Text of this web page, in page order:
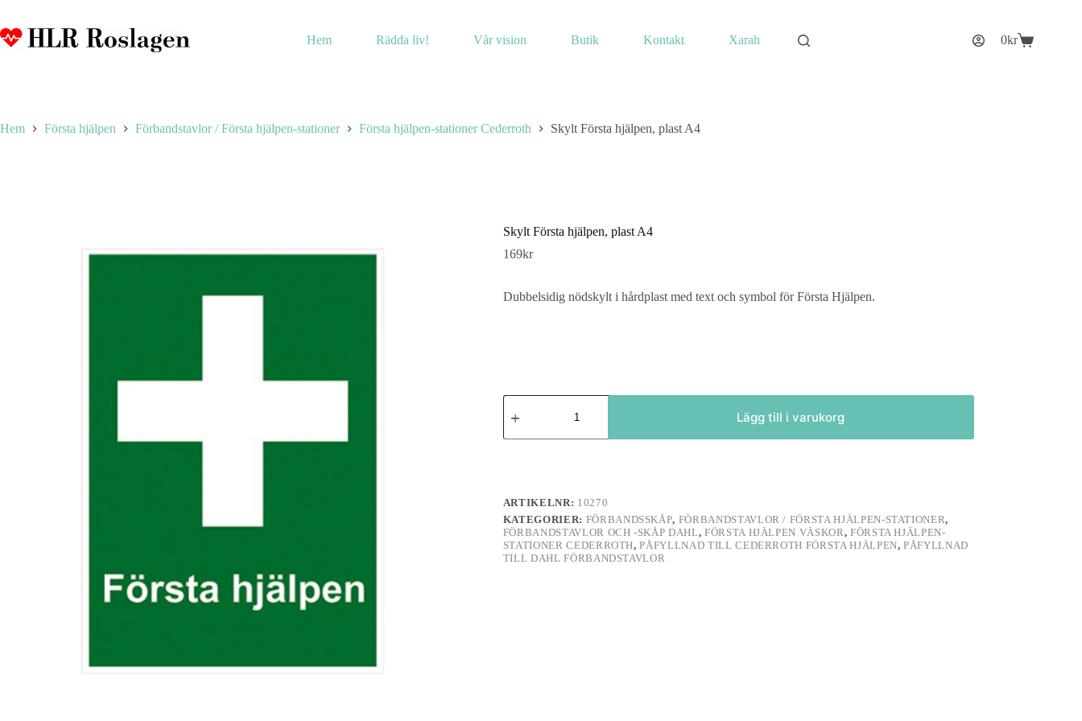
innehåll
Hem Rädda liv! Vår vision Butik Kontakt Xarah Varukorg
0kr
Hem Första hjälpen Förbandstavlor / Första hjälpen-stationer Första hjälpen-stationer Cederroth Skylt Första hjälpen, plast A4
Skylt Första hjälpen, plast A4
169kr
Dubbelsidig nödskylt i hårdplast med text och symbol för Första Hjälpen.
Skylt
Första
plast
Lägg till i varukorg
ARTIKELNR: 10270
KATEGORIER: FÖRBANDSSKÅP, FÖRBANDSTAVLOR / FÖRSTA HJÄLPEN-STATIONER,
FÖRBANDSTAVLOR OCH -SKÅP DAHL, FÖRSTA HJÄLPEN VÄSKOR, FÖRSTA HJÄLPEN-
STATIONER CEDERROTH,PÅFYLLNAD TILL CEDERROTH FÖRSTA HJÄLPEN,PÅFYLLNAD
TILL DAHL FÖRBANDSTAVLOR